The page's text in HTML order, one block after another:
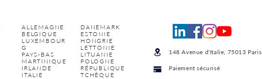
ALLEMAGNE
BELGIQUE
LUXEMBOUR
G
PAYS-BAS
MARTINIQUE
IRLANDE
ITALIE
DANEMARK
ESTONIE
HONGRIE
LETTONIE
LITUANIE
POLOGNE
RÉPUBLIQUE
TCHÈQUE
148 Avenue d'Italie, 75013 Paris
Paiement sécurisé